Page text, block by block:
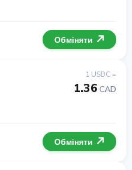
Обміняти
1 USDC =
1.36 CAD
Обміняти